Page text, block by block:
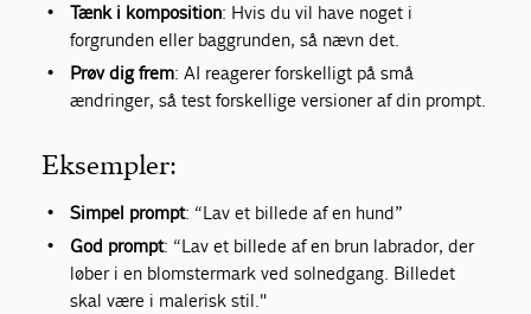
Tænk i komposition: Hvis du vil have noget i
forgrunden eller baggrunden, så nævn det.
Prøv dig frem: AI reagerer forskelligt på små
ændringer, så test forskellige versioner af din prompt.
Eksempler:
Simpel prompt: “Lav et billede af en hund”
God prompt: “Lav et billede af en brun labrador, der
løber i en blomstermark ved solnedgang. Billedet
skal være i malerisk stil."